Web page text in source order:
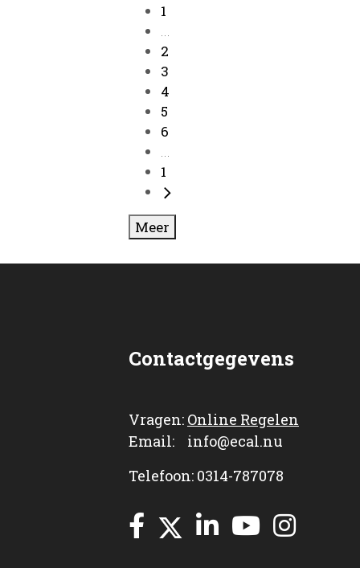
1
...
2
3
4
5
6
...
1
Meer
Contactgegevens
Vragen: Online Regelen
Email: info@ecal.nu
Telefoon: 0314-787078